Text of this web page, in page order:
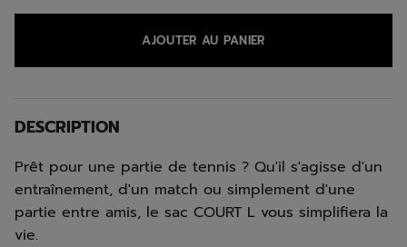
AJOUTER AU PANIER
DESCRIPTION
Prêt pour une partie de tennis ? Qu'il s'agisse d'un
entraînement, d'un match ou simplement d'une
partie entre amis, le sac COURT L vous simplifiera la
vie.